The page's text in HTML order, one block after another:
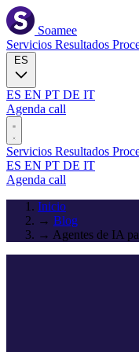
Soamee
Servicios Resultados
ES EN PT DE IT
Agenda call
Servicios Resultados
ES EN PT DE IT
Agenda call
Inicio
→ Blog
→ Agentes de IA